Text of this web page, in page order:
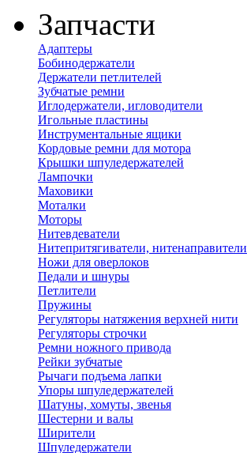
Запчасти
Адаптеры
Бобинодержатели
Держатели петлителей
Зубчатые ремни
Иглодержатели, игловодители
Игольные пластины
Инструментальные ящики
Кордовые ремни для мотора
Крышки шпуледержателей
Лампочки
Маховики
Моталки
Моторы
Нитевдеватели
Нитепритягиватели, нитенаправители
Ножи для оверлоков
Педали и шнуры
Петлители
Пружины
Регуляторы натяжения верхней нити
Регуляторы строчки
Ремни ножного привода
Рейки зубчатые
Рычаги подъема лапки
Упоры шпуледержателей
Шатуны, хомуты, звенья
Шестерни и валы
Ширители
Шпуледержатели